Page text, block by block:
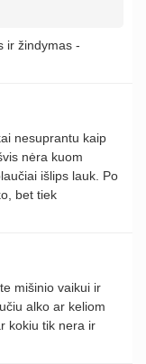
ir žindymas -
nesuprantu kaip
nėra kuom
išlips lauk. Po
bet tiek
mišinio vaikui ir
alko ar keliom
kokiu tik nera ir